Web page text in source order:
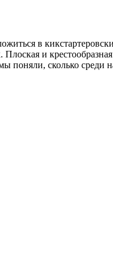
в
и
поняли, сколько среди